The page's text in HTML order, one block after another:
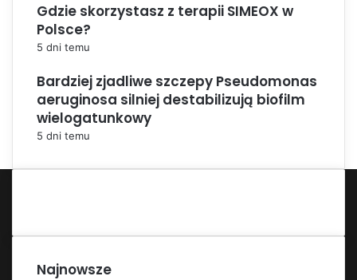
Gdzie skorzystasz z terapii SIMEOX w
Polsce?
5 dni temu
Bardziej zjadliwe szczepy Pseudomonas
aeruginosa silniej destabilizują biofilm
wielogatunkowy
5 dni temu
Najnowsze